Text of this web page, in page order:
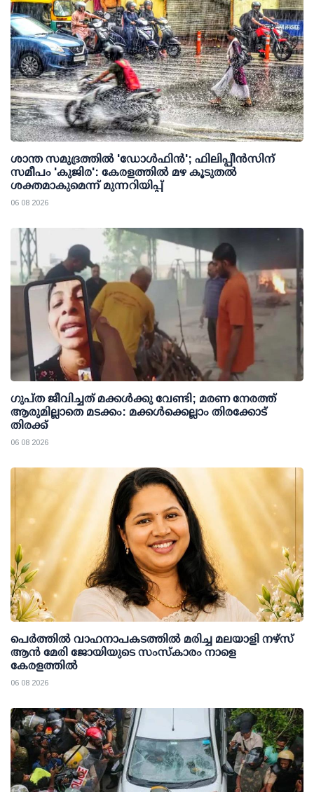
ശാന്ത സമുദ്രത്തില്‍ 'ഡോള്‍ഫിന്‍'; ഫിലിപ്പീന്‍സിന്
സമീപം 'കുജിര': കേരളത്തില്‍ മഴ കൂടുതല്‍
ശക്തമാകുമെന്ന് മുന്നറിയിപ്പ്
06 08 2026
ഗുപ്ത ജീവിച്ചത് മക്കള്‍ക്കു വേണ്ടി; മരണ നേരത്ത്
ആരുമില്ലാതെ മടക്കം: മക്കള്‍ക്കെല്ലാം തിരക്കോട്
തിരക്ക്
06 08 2026
പെർത്തിൽ വാഹനാപകടത്തിൽ മരിച്ച മലയാളി നഴ്സ്
ആൻ മേരി ജോയിയുടെ സംസ്കാരം നാളെ
കേരളത്തിൽ
06 08 2026